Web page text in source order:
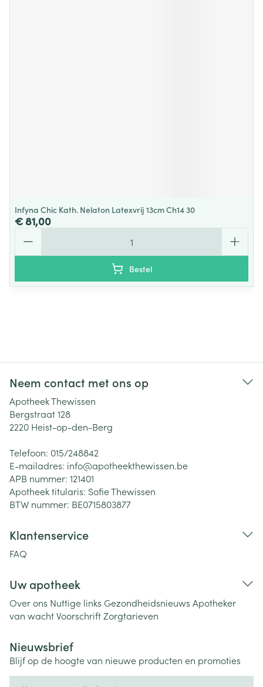
Infyna Chic Kath. Nelaton Latexvrij 13cm Ch14 30
€ 81,00
Bestel
Neem contact met ons op
Apotheek Thewissen
Bergstraat 128
2220 Heist-op-den-Berg
Telefoon: 015/248842
E-mailadres: info@apotheekthewissen.be
APB nummer: 121401
Apotheek titularis: Sofie Thewissen
BTW nummer: BE0715803877
Klantenservice
FAQ
Uw apotheek
Over ons Nuttige links Gezondheidsnieuws Apotheker
van wachtVoorschriftZorgtarieven
Nieuwsbrief
Blijf op de hoogte van nieuwe producten en promoties